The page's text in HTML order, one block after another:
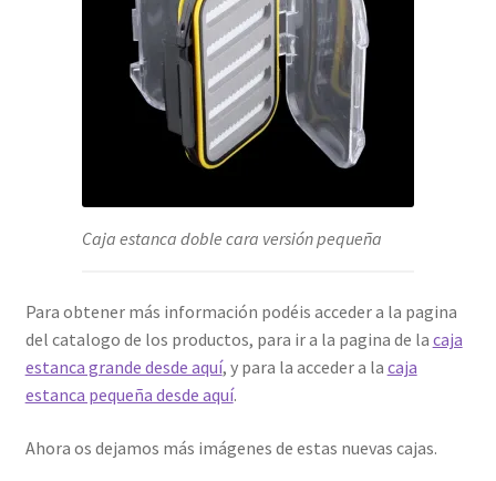
Caja estanca doble cara versión pequeña
Para obtener más información podéis acceder a la pagina
del catalogo de los productos, para ir a la pagina de la caja
estanca grande desde aquí, y para la acceder a la caja
estanca pequeña desde aquí.
Ahora os dejamos más imágenes de estas nuevas cajas.